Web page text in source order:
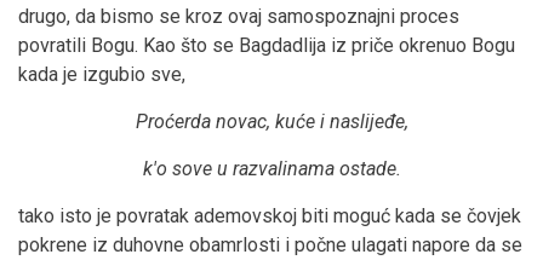
drugo, da bismo se kroz ovaj samospoznajni proces
povratili Bogu. Kao što se Bagdadlija iz priče okrenuo Bogu
kada je izgubio sve,
Proćerda novac, kuće i naslijeđe,
k'o sove u razvalinama ostade.
tako isto je povratak ademovskoj biti moguć kada se čovjek
pokrene iz duhovne obamrlosti i počne ulagati napore da se